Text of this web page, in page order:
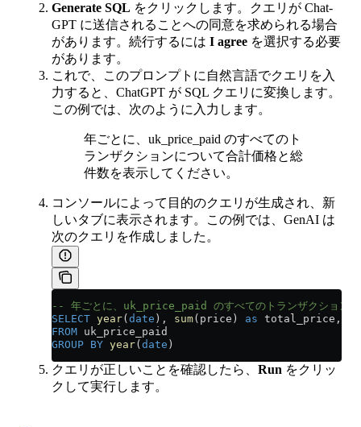
Generate SQL をクリックします。クエリが Chat-
GPT に送信されることへの同意を求められる場合
があります。続行するには I agree を選択する必要
があります。
これで、このプロンプトに自然言語でクエリを入
力すると、ChatGPT が SQL クエリに変換します。
この例では、次のように入力します。
年ごとに、uk_price_paid のすべてのト
ランザクションについて合計価格と総
件数を表示してください。
コンソールによって目的のクエリが生成され、新
しいタブに表示されます。この例では、GenAI は
次のクエリを作成しました。
-- 年ごとに、uk_price_paid のすべてのトランザクションに
SELECT year( date ), sum(price) as total_price,
FROM uk_price_paid
GROUP BY year( date )
クエリが正しいことを確認したら、 Run をクリッ
クして実行します。